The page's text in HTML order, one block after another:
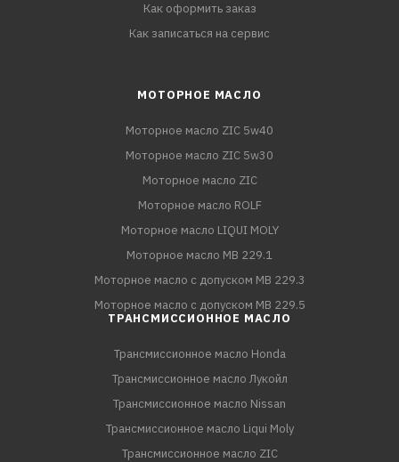
Как оформить заказ
Как записаться на сервис
МОТОРНОЕ МАСЛО
Моторное масло ZIC 5w40
Моторное масло ZIC 5w30
Моторное масло ZIC
Моторное масло ROLF
Моторное масло LIQUI MOLY
Моторное масло MB 229.1
Моторное масло с допуском MB 229.3
Моторное масло с допуском MB 229.5
ТРАНСМИССИОННОЕ МАСЛО
Трансмиссионное масло Honda
Трансмиссионное масло Лукойл
Трансмиссионное масло Nissan
Трансмиссионное масло Liqui Moly
Трансмиссионное масло ZIC